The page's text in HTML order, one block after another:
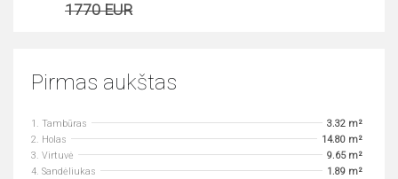
1770 EUR
Pirmas aukštas
1. Tambūras
3.32 m²
2. Holas
14.80 m²
3. Virtuvė
9.65 m²
4. Sandėliukas
1.89 m²